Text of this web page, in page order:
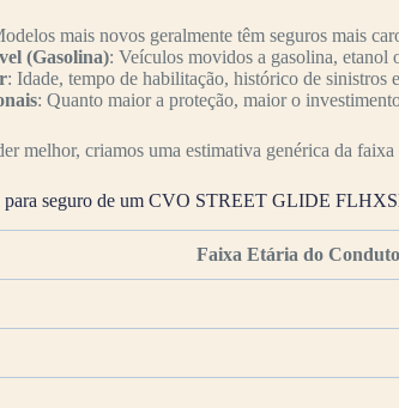
mais novos geralmente têm seguros mais
(Gasolina): Veículos movidos a gasolina, etanol
: Idade, tempo de habilitação, histórico de sinistros
: Quanto maior a proteção, maior o
melhor, criamos uma estimativa genérica da
para seguro de um CVO STREET GLIDE
Faixa Etária do